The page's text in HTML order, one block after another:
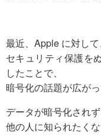
最近、Apple に対して
セキュリティ保護を
したことで、
暗号化の話題が広が
データが暗号化され
他の人に知られたくな